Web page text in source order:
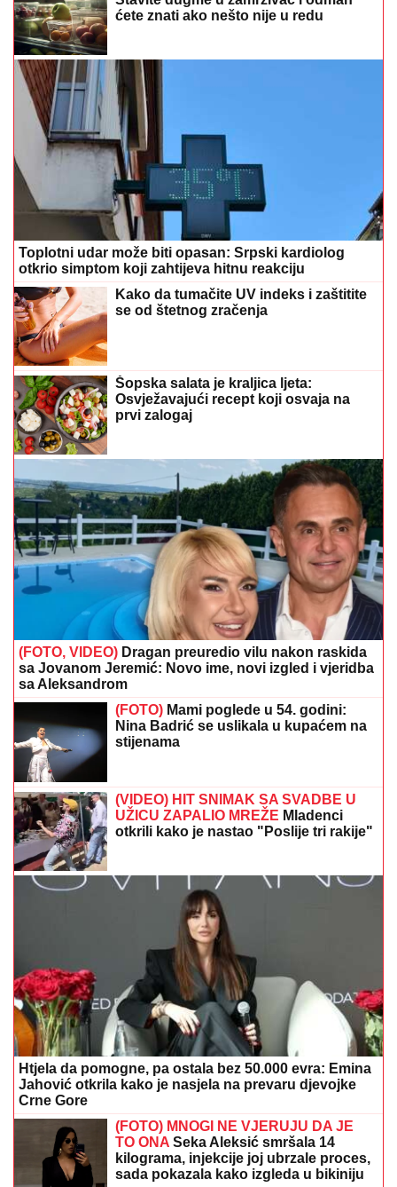
Toplotni udar može biti opasan: Srpski kardiolog
otkrio simptom koji zahtijeva hitnu reakciju
Kako da tumačite UV indeks i zaštitite
se od štetnog zračenja
Šopska salata je kraljica ljeta:
Osvježavajući recept koji osvaja na
(FOTO, VIDEO)Dragan preuredio vilu nakon raskida
sa Jovanom Jeremić: Novo ime, novi izgled i vjeridba
sa Aleksandrom
(FOTO)Mami poglede u 54. godini:
Nina Badrić se uslikala u kupaćem na
stijenama
(VIDEO) HIT SNIMAK SA SVADBE U
UŽICU ZAPALIO MREŽEMladenci
otkrili kako je nastao "Poslije tri rakije"
Htjela da pomogne, pa ostala bez 50.000 evra: Emina
Jahović otkrila kako je nasjela na prevaru djevojke
Crne Gore
(FOTO) MNOGI NE VJERUJU DA JE
TO ONASeka Aleksić smršala 14
kilograma, injekcije joj ubrzale proces,
sada pokazala kako izgleda u bikiniju
Mokra plahta na prozoru hladi sobu
bolje od ventilatora, ali samo ako je
ispunjen jedan uslov